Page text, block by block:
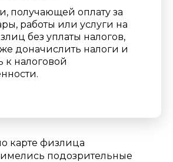
получающей оплату за
работы или услуги на
без уплаты налогов,
доначислить налоги и
к налоговой
карте физлица
подозрительные